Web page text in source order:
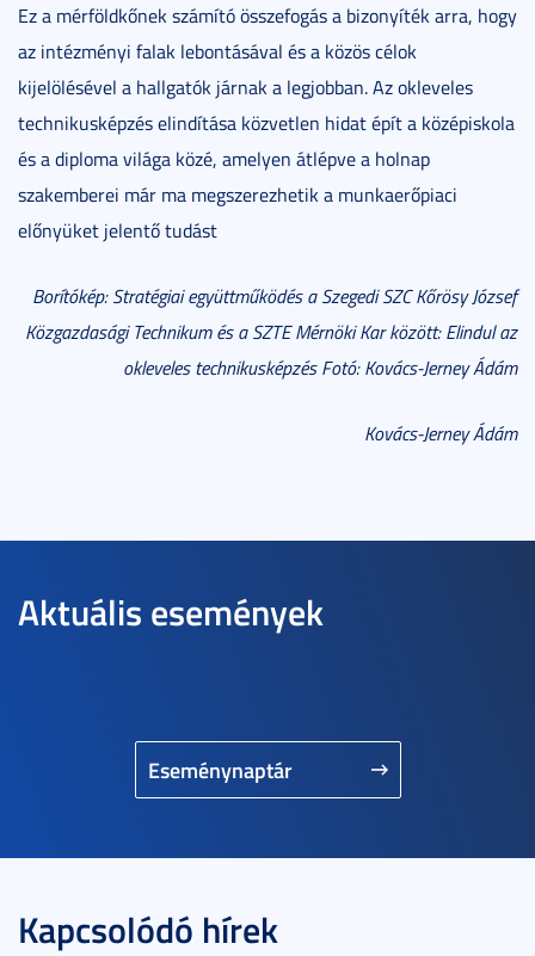
Ez a mérföldkőnek számító összefogás a bizonyíték arra, hogy
az intézményi falak lebontásával és a közös célok
kijelölésével a hallgatók járnak a legjobban. Az okleveles
technikusképzés elindítása közvetlen hidat épít a középiskola
és a diploma világa közé, amelyen átlépve a holnap
szakemberei már ma megszerezhetik a munkaerőpiaci
előnyüket jelentő tudást
Borítókép: Stratégiai együttműködés a Szegedi SZC Kőrösy József
Közgazdasági Technikum és a SZTE Mérnöki Kar között: Elindul az
okleveles technikusképzés Fotó: Kovács-Jerney Ádám
Kovács-Jerney Ádám
Aktuális események
Eseménynaptár
Kapcsolódó hírek